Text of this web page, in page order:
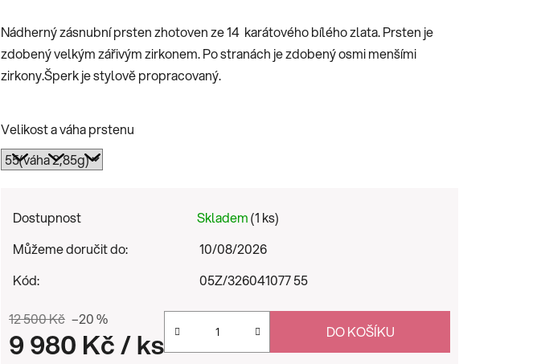
0,0
z
5
Nádherný zásnubní prsten zhotoven ze 14 karátového bílého zlata. Prsten je
zdobený velkým zářivým zirkonem. Po stranách je zdobený osmi menšími
zirkony.Šperk je stylově propracovaný.
Velikost a váha prstenu
Dostupnost Skladem(1 ks)
Můžeme doručit do:
10/08/2026
Kód:
05Z/326041077 55
12 500 Kč –20 %
9 980 Kč/ ks DO KOŠÍKU